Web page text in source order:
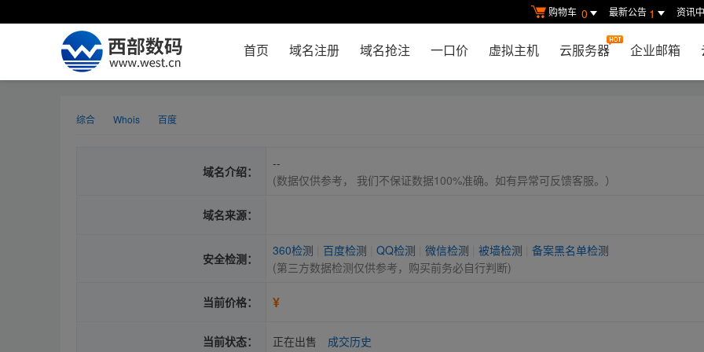
购物车 0 最新公告 1 资讯
首页 域名注册 域名抢注 一口价 虚拟主机 云服务器 企业邮箱
综合 Whois 百度
域名介绍：
--
(数据仅供参考， 我们不保证数据100%准确。如有异常可反馈客服。）
域名来源：
安全检测：
360检测 百度检测 QQ检测 微信检测 被墙检测
备案黑名单检测
(第三方数据检测仅供参考，购买前务必自行判断)
当前价格： ¥
当前状态： 正在出售 成交历史